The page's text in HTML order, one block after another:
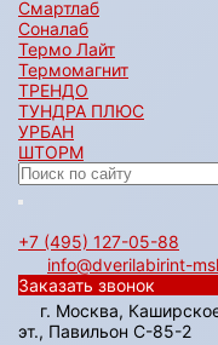
Смартлаб
Соналаб
Термо Лайт
Термомагнит
ТРЕНДО
ТУНДРА ПЛЮС
УРБАН
ШТОРМ
+7 (495) 127-05-88‬
info@dverilabirint-
Заказать звонок
г. Москва,
эт., Павильон C-85-2